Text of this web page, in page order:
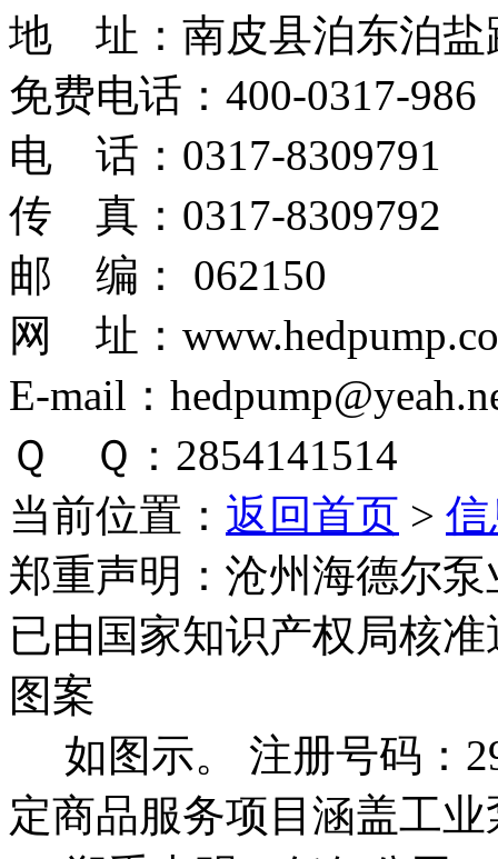
地 址：南皮县泊东泊盐
免费电话：400-0317-986
电 话：0317-8309791
传 真：0317-8309792
邮 编： 062150
网 址：
E-mail：
Ｑ Ｑ：2854141514
当前位置： 返回首页 >
郑重声明： 沧州海德尔
已由国家知识产权局核
图案
如图示。 注册号码：
定商品服务项目涵盖工